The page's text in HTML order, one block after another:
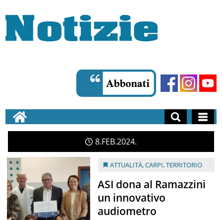
8 FEB2024
ATTUALITÀ,CARPI,TERRITORIO
ASI dona al Ramazzini
un innovativo
audiometro